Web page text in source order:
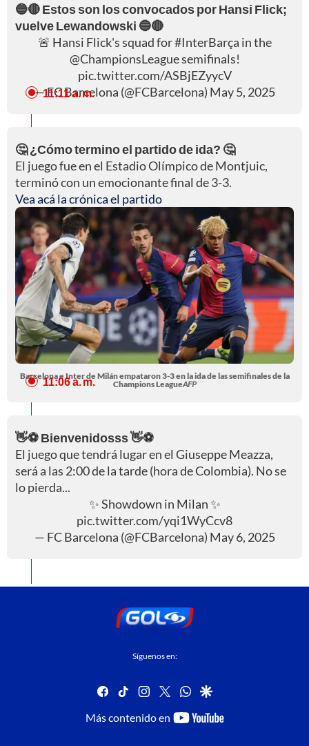
🔵🔴 Estos son los convocados por Hansi Flick;
vuelve Lewandowski 🔵🔴
🚨 Hansi Flick's squad for#InterBarça in the
@ChampionsLeaguesemifinals!
pic.twitter.com/ASBjEZyycV
— FC Barcelona (@FCBarcelona) May 5, 2025
11:11 a. m.
🤔 ¿Cómo termino el partido de ida? 🤔
El juego fue en el Estadio Olímpico de Montjuic,
terminó con un emocionante final de 3-3.
Vea acá la crónica el partido
Barcelona e Inter de Milán empataron 3-3 en la ida de las semifinales de la
Champions LeagueAFP
11:06 a. m.
👋⚽ Bienvenidosss 👋⚽
El juego que tendrá lugar en el Giuseppe Meazza,
será a las 2:00 de la tarde (hora de Colombia). No se
lo pierda...
✨ Showdown in Milan ✨
pic.twitter.com/yqi1WyCcv8
— FC Barcelona (@FCBarcelona) May 6, 2025
Síguenos en:
facebook
tiktok instagram
twitterwhatsapp
google
Más contenido en
youtube-